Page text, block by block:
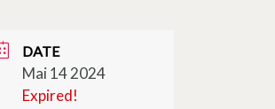
DATE
Mai 14 2024
Expired!